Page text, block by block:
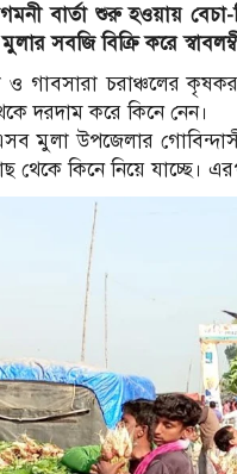
বার্তা শুরু হওয়ায়
সবজি বিক্রি করে
ও গাবসারা চরাঞ্চলের
দরদাম করে কিনে নেন।
মুলা উপজেলার
কিনে নিয়ে যাচ্ছে।